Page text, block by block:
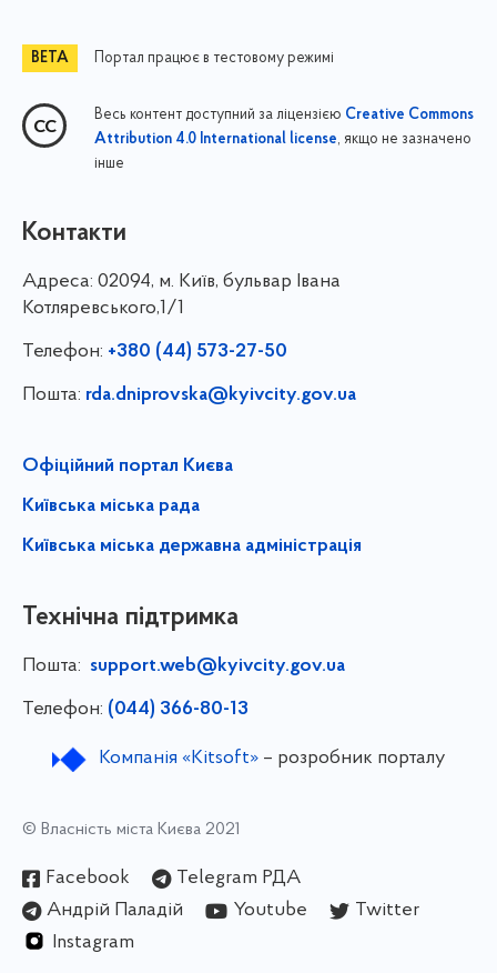
Портал працює в тестовому режимі
Весь контент доступний за ліцензією Creative Commons
Attribution 4.0 International license, якщо не зазначено
інше
Контакти
Адреса: 02094, м. Київ, бульвар Івана
Котляревського,1/1
Телефон: +380 (44) 573-27-50
Пошта: rda.dniprovska@kyivcity.gov.ua
Офіційний портал Києва
Київська міська рада
Київська міська державна адміністрація
Технічна підтримка
Пошта: support.web@kyivcity.gov.ua
Телефон: (044) 366-80-13
Компанія «Kitsoft»– розробник порталу
© Власність міста Києва 2021
Facebook
Telegram РДА
Андрій Паладій
Youtube
Twitter
Instagram